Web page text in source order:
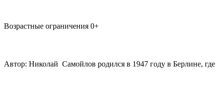
Возрастные ограничения 0+
Автор: Николай Самойлов родился в 1947 году в Берлине, где